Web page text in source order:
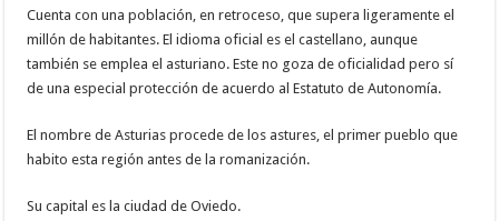
Cuenta con una población, en retroceso, que supera ligeramente el
millón de habitantes. El idioma oficial es el castellano, aunque
también se emplea el asturiano. Este no goza de oficialidad pero sí
de una especial protección de acuerdo al Estatuto de Autonomía.
El nombre de Asturias procede de los astures, el primer pueblo que
habito esta región antes de la romanización.
Su capital es la ciudad de Oviedo.